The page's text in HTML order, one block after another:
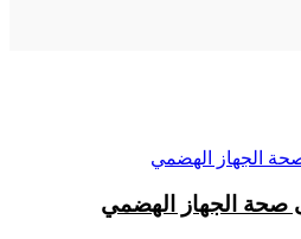
صحة الجهاز الهضمي